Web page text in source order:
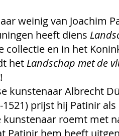
weinig van Joachim
heeft diens
collectie en in het
het Landschap met de
kunstenaar Albrecht
prijst hij Patinir
roemt met
Patinir hem heeft